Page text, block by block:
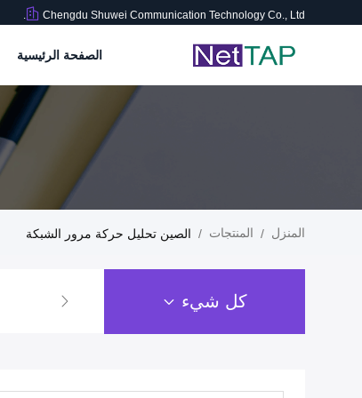
Chengdu Shuwei Communication Technology Co., Ltd.
الصفحة الرئيسية
المنزل / المنتجات / الصين تحليل حركة مرور الشبكة
كل شيء